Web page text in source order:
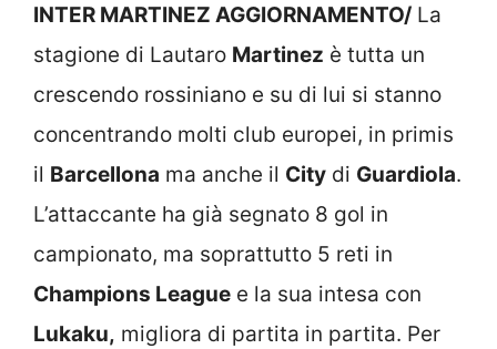
INTER MARTINEZ AGGIORNAMENTO/ La
stagione di Lautaro Martinez è tutta un
crescendo rossiniano e su di lui si stanno
concentrando molti club europei, in primis
il Barcellona ma anche il City di Guardiola.
L’attaccante ha già segnato 8 gol in
campionato, ma soprattutto 5 reti in
Champions League e la sua intesa con
Lukaku, migliora di partita in partita. Per